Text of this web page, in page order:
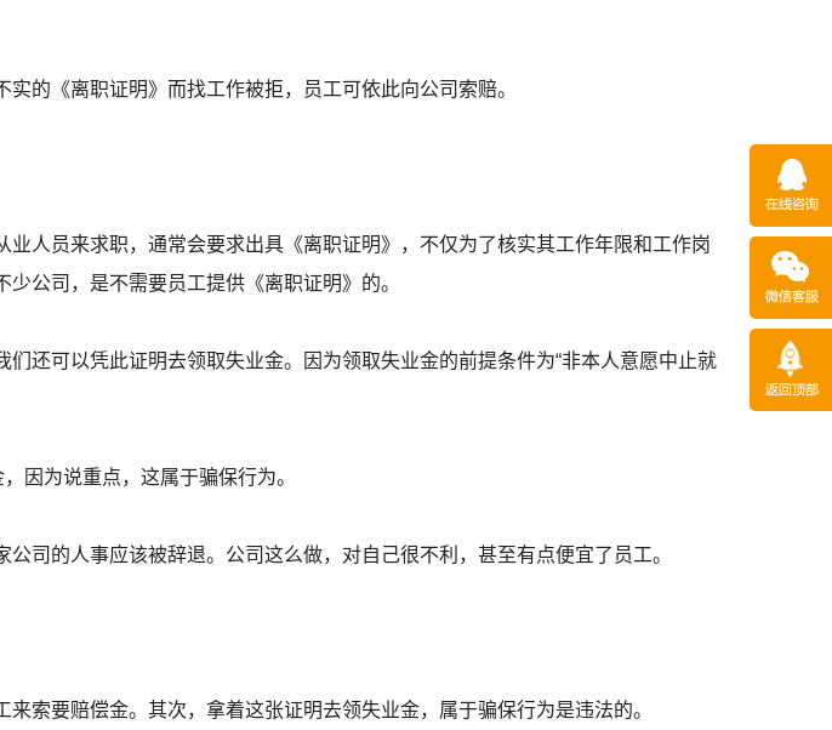
的《离职证明》而找工作被拒，员工可依此向公司索赔。
业人员来求职，通常会要求出具《离职证明》，不仅为了核实其工作年限和工作岗
公司，是不需要员工提供《离职证明》的。
还可以凭此证明去领取失业金。因为领取失业金的前提条件为“非本人意愿中止就
因为说重点，这属于骗保行为。
司的人事应该被辞退。公司这么做，对自己很不利，甚至有点便宜了员工。
索要赔偿金。其次，拿着这张证明去领失业金，属于骗保行为是违法的。